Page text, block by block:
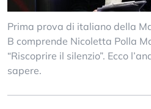
Prima prova di italiano della
B comprende Nicoletta Polla
“Riscoprire il silenzio”. Ecco
sapere.